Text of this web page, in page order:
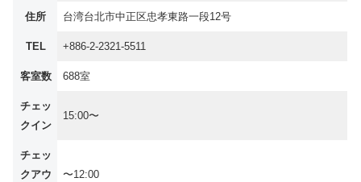
住所 台湾台北市中正区忠孝東路一段12号
TEL +886-2-2321-5511
客室数 688室
チェッ
クイン
15:00〜
チェッ
クアウ
〜12:00